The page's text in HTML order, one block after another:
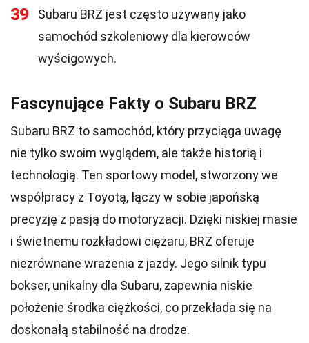
39
Subaru BRZ jest często używany jako
samochód szkoleniowy dla kierowców
wyścigowych.
Fascynujące Fakty o Subaru BRZ
Subaru BRZ to samochód, który przyciąga uwagę
nie tylko swoim wyglądem, ale także historią i
technologią. Ten sportowy model, stworzony we
współpracy z Toyotą, łączy w sobie japońską
precyzję z pasją do motoryzacji. Dzięki niskiej masie
i świetnemu rozkładowi ciężaru, BRZ oferuje
niezrównane wrażenia z jazdy. Jego silnik typu
bokser, unikalny dla Subaru, zapewnia niskie
położenie środka ciężkości, co przekłada się na
doskonałą stabilność na drodze.